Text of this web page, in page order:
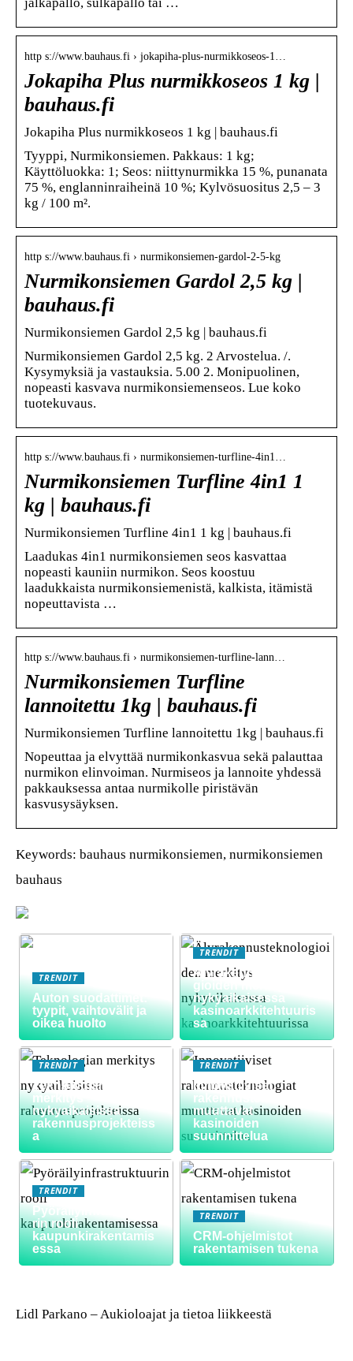
http s://www.bauhaus.fi › jokapiha-plus-nurmikkoseos-1…
Jokapiha Plus nurmikkoseos 1 kg |
bauhaus.fi
Jokapiha Plus nurmikkoseos 1 kg | bauhaus.fi
Tyyppi, Nurmikonsiemen. Pakkaus: 1 kg;
Käyttöluokka: 1; Seos: niittynurmikka 15 %, punanata
75 %, englanninraiheinä 10 %; Kylvösuositus 2,5 – 3
kg / 100 m².
http s://www.bauhaus.fi › nurmikonsiemen-gardol-2-5-kg
Nurmikonsiemen Gardol 2,5 kg |
bauhaus.fi
Nurmikonsiemen Gardol 2,5 kg | bauhaus.fi
Nurmikonsiemen Gardol 2,5 kg. 2 Arvostelua. /.
Kysymyksiä ja vastauksia. 5.00 2. Monipuolinen,
nopeasti kasvava nurmikonsiemenseos. Lue koko
tuotekuvaus.
http s://www.bauhaus.fi › nurmikonsiemen-turfline-4in1…
Nurmikonsiemen Turfline 4in1 1
kg | bauhaus.fi
Nurmikonsiemen Turfline 4in1 1 kg | bauhaus.fi
Laadukas 4in1 nurmikonsiemen seos kasvattaa
nopeasti kauniin nurmikon. Seos koostuu
laadukkaista nurmikonsiemenistä, kalkista, itämistä
nopeuttavista …
http s://www.bauhaus.fi › nurmikonsiemen-turfline-lann…
Nurmikonsiemen Turfline
lannoitettu 1kg | bauhaus.fi
Nurmikonsiemen Turfline lannoitettu 1kg | bauhaus.fi
Nopeuttaa ja elvyttää nurmikonkasvua sekä palauttaa
nurmikon elinvoiman. Nurmiseos ja lannoite yhdessä
pakkauksessa antaa nurmikolle piristävän
kasvusysäyksen.
Keywords: bauhaus nurmikonsiemen, nurmikonsiemen
bauhaus
TRENDIT
Auton suodattimet:
tyypit, vaihtovälit ja
oikea huolto
TRENDIT
Älyrakennusteknolo
gioiden merkitys
nykyaikaisessa
kasinoarkkitehtuuris
sa
TRENDIT
Teknologian
merkitys
nykyaikaisissa
rakennusprojekteiss
a
TRENDIT
Innovatiiviset
rakennusteknologiat
muuttavat
kasinoiden
suunnittelua
TRENDIT
Pyöräilyinfrastruktuu
rin rooli
kaupunkirakentamis
essa
TRENDIT
CRM-ohjelmistot
rakentamisen tukena
Lidl Parkano – Aukioloajat ja tietoa liikkeestä